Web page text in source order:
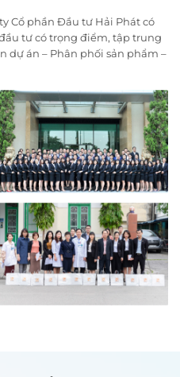
Cổ phần Đầu tư Hải Phát có
tư có trọng điểm, tập trung
dự án – Phân phối sản phẩm –